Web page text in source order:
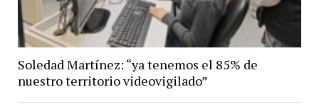
Soledad Martínez: “ya tenemos el 85% de
nuestro territorio videovigilado”